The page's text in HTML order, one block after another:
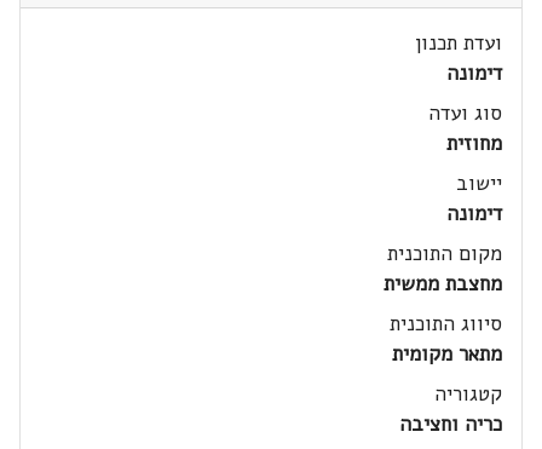
ועדת תכנון
דימונה
סוג ועדה
מחוזית
יישוב
דימונה
מקום התוכנית
מחצבת ממשית
סיווג התוכנית
מתאר מקומית
קטגוריה
כריה וחציבה